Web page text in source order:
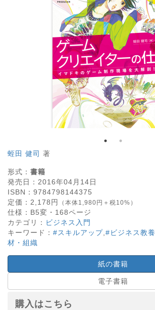
蛭田 健司 著
形式： 書籍
発売日： 2016年04月14日
ISBN： 9784798144375
定価： 2,178 円 （本体1,980円＋税10%）
仕様： B5変・ 168ページ
カテゴリ： ビジネス入門
キーワード： #スキルアップ #ビジネス教養
材・組織
紙の書籍
電子書籍
購入はこちら